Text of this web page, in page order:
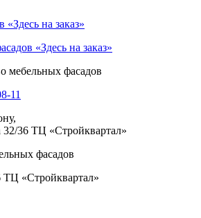
мебельных фасадов
11
32/36 ТЦ «Стройквартал»
фасадов
ТЦ «Стройквартал»